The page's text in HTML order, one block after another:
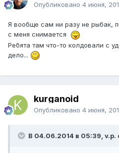
Опубликовано 4 июня,
Я вообще сам ни разу не рыбак,
с меня снимается
Ребята там что-то колдовали с
дело...
kurganoid
Опубликовано 4 июня,
В 04.06.2014 в 05:39, v.p.